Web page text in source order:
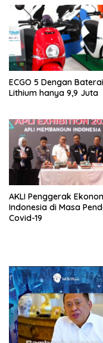
ECGO 5 Dengan Baterai
Lithium hanya 9,9 Juta
AKLI Penggerak
Indonesia di Masa
Covid-19